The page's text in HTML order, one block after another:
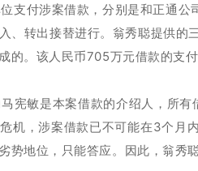
支付涉案借款，分别是和正通
、转出接替进行。翁秀聪提供
的。该人民币705万元借款的支
宪敏是本案借款的介绍人，所
机，涉案借款已不可能在3个
势地位，只能答应。因此，翁